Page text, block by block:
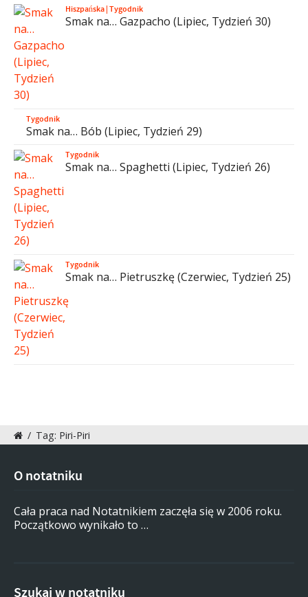
Hiszpańska|Tygodnik
Smak na… Gazpacho (Lipiec, Tydzień 30)
Tygodnik
Smak na… Bób (Lipiec, Tydzień 29)
Tygodnik
Smak na… Spaghetti (Lipiec, Tydzień 26)
Tygodnik
Smak na… Pietruszkę (Czerwiec, Tydzień 25)
/ Tag: Piri-Piri
O notatniku
Cała praca nad Notatnikiem zaczęła się w 2006 roku.
Początkowo wynikało to …
Szukaj w notatniku